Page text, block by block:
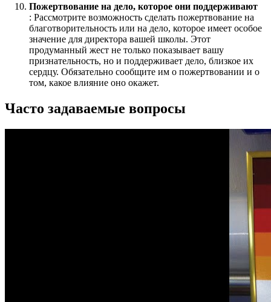
Пожертвование на дело, которое они поддерживают
: Рассмотрите возможность сделать пожертвование на
благотворительность или на дело, которое имеет особое
значение для директора вашей школы. Этот
продуманный жест не только показывает вашу
признательность, но и поддерживает дело, близкое их
сердцу. Обязательно сообщите им о пожертвовании и о
том, какое влияние оно окажет.
Часто задаваемые вопросы